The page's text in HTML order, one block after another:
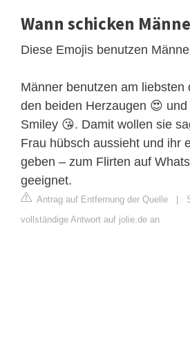
Wann schicken
Diese Emojis benutzen
Männer benutzen am liebsten
den beiden Herzaugen 😍
Smiley 😘. Damit wollen sie
Frau hübsch aussieht und ihr
geben – zum Flirten auf
geeignet.
Antrag auf Entfernung der Quelle |
vollständige Antwort auf jolie.de an